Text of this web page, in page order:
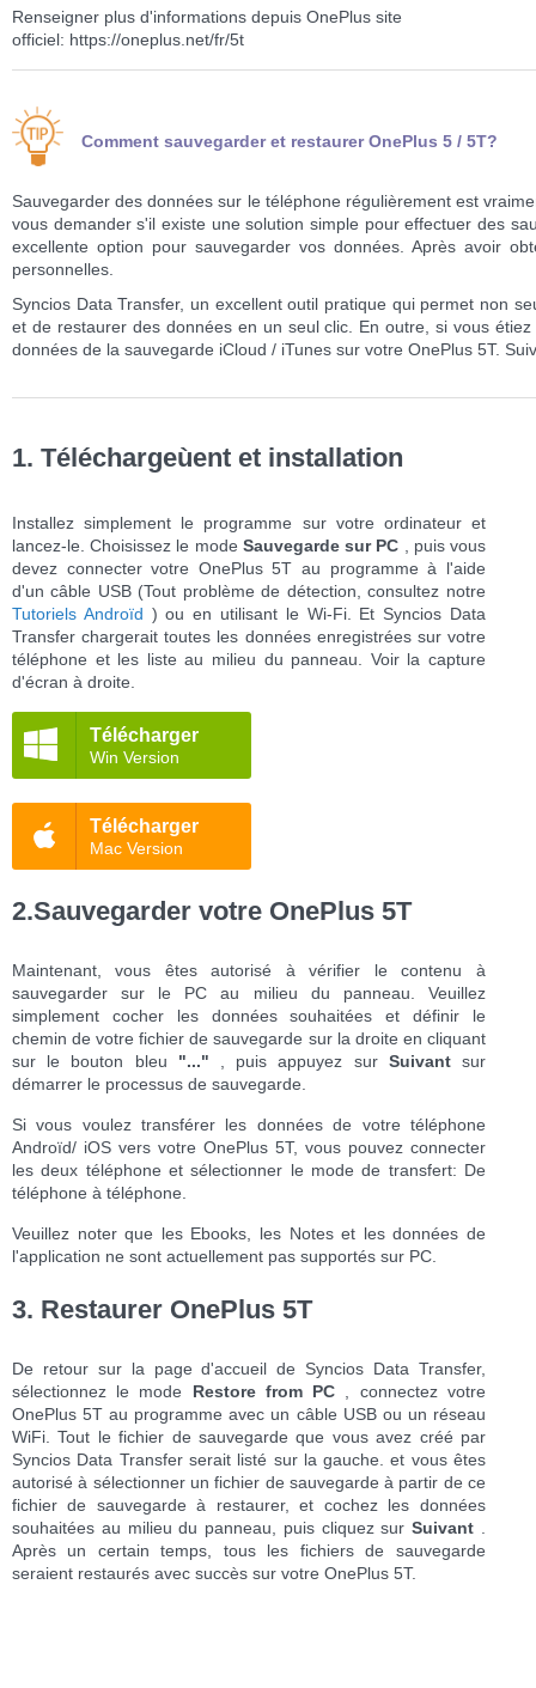
Renseigner plus d'informations depuis OnePlus site
officiel: https://oneplus.net/fr/5t
Comment sauvegarder et restaurer OnePlus 5 / 5T?
Sauvegarder des données sur le téléphone régulièrement est
vous demander s'il existe une solution simple pour effectuer des
excellente option pour sauvegarder vos données. Après avoir
personnelles.
Syncios Data Transfer, un excellent outil pratique qui permet non
et de restaurer des données en un seul clic. En outre, si vous
données de la sauvegarde iCloud / iTunes sur votre OnePlus 5T.
1. Téléchargeùent et installation
Installez simplement le programme sur votre ordinateur et
lancez-le. Choisissez le mode Sauvegarde sur PC
, puis vous
devez connecter votre OnePlus 5T au programme à l'aide
d'un câble USB (Tout problème de détection, consultez notre
Tutoriels Androïd ) ou en utilisant le Wi-Fi. Et Syncios Data
Transfer chargerait toutes les données enregistrées sur votre
téléphone et les liste au milieu du panneau. Voir la capture
d'écran à droite.
Télécharger
Win Version
Télécharger
Mac Version
2.Sauvegarder votre OnePlus 5T
Maintenant, vous êtes autorisé à vérifier le contenu à
sauvegarder sur le PC au milieu du panneau. Veuillez
simplement cocher les données souhaitées et définir le
chemin de votre fichier de sauvegarde sur la droite en cliquant
sur le bouton bleu "..." , puis appuyez sur Suivantsur
démarrer le processus de sauvegarde.
Si vous voulez transférer les données de votre téléphone
Androïd/ iOS vers votre OnePlus 5T, vous pouvez connecter
les deux téléphone et sélectionner le mode de transfert: De
téléphone à téléphone.
Veuillez noter que les Ebooks, les Notes et les données de
l'application ne sont actuellement pas supportés sur PC.
3. Restaurer OnePlus 5T
De retour sur la page d'accueil de Syncios Data Transfer,
sélectionnez le mode Restore from PC
, connectez votre
OnePlus 5T au programme avec un câble USB ou un réseau
WiFi. Tout le fichier de sauvegarde que vous avez créé par
Syncios Data Transfer serait listé sur la gauche. et vous êtes
autorisé à sélectionner un fichier de sauvegarde à partir de ce
fichier de sauvegarde à restaurer, et cochez les données
souhaitées au milieu du panneau, puis cliquez surSuivant
Après un certain temps, tous les fichiers de sauvegarde
seraient restaurés avec succès sur votre OnePlus 5T.